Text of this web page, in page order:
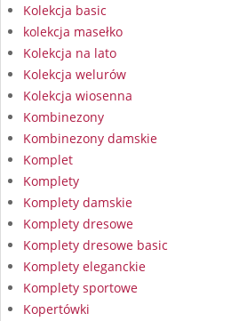
Kolekcja basic
kolekcja masełko
Kolekcja na lato
Kolekcja welurów
Kolekcja wiosenna
Kombinezony
Kombinezony damskie
Komplet
Komplety
Komplety damskie
Komplety dresowe
Komplety dresowe basic
Komplety eleganckie
Komplety sportowe
Kopertówki